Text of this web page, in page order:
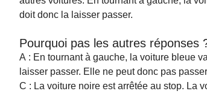
doit donc la laisser passer.
Pourquoi pas les autres réponses
A : En tournant à gauche, la voiture bleue
laisser passer. Elle ne peut donc pas
C : La voiture noire est arrêtée au stop. La